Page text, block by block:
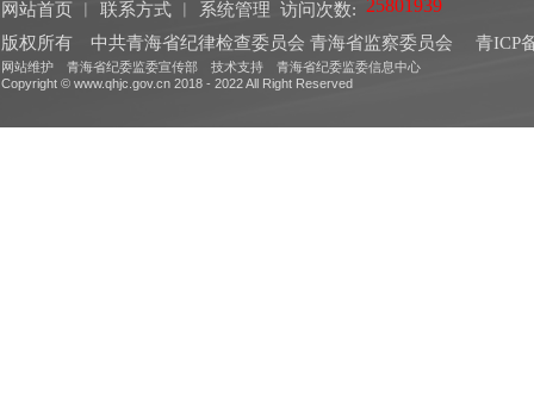
网站首页 联系方式 系统管理 访问次数:
版权所有 中共青海省纪律检查委员会 青海省监察委员会
青ICP
网站维护 青海省纪委监委宣传部 技术支持 青海省纪委监委信息中心
Copyright © www.qhjc.gov.cn 2018 - 2022 All Right Reserved